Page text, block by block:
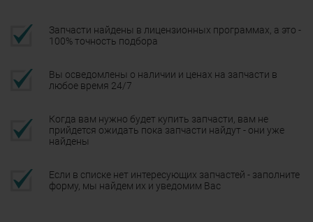
Запчасти найдены в лицензионных программах, а это -
100% точность подбора
Вы осведомлены о наличии и ценах на запчасти в
любое время 24/7
Когда вам нужно будет купить запчасти, вам не
прийдется ожидать пока запчасти найдут - они уже
найдены
Если в списке нет интересующих запчастей - заполните
форму, мы найдем их и уведомим Вас